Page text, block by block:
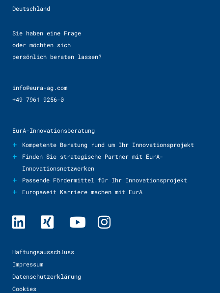
Deutschland
Sie haben eine Frage
oder möchten sich
persönlich beraten lassen?
info@eura-ag.com
+49 7961 9256-0
EurA-Innovationsberatung
+ Kompetente Beratung rund um Ihr Innovationsprojekt
+
Finden Sie strategische Partner mit EurA-
Innovationsnetzwerken
+ Passende Fördermittel für Ihr Innovationsprojekt
+ Europaweit Karriere machen mit EurA
Haftungsausschluss
Impressum
Datenschutzerklärung
Cookies